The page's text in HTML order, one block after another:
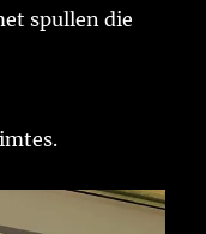
spullen die